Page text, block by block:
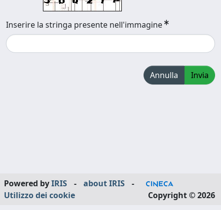
Inserire la stringa presente nell'immagine
Annulla Invia
Powered byIRIS - about IRIS
-
Utilizzo dei cookie
Copyright © 2026